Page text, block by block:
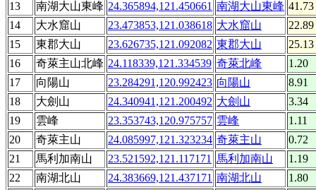
13
南湖大山東峰 24.365894,121.450661 南湖大山東峰 41.73
14
大水窟山 23.473853,121.038618 大水窟山
22.89
15
東郡大山 23.626735,121.092082 東郡大山
25.13
16
奇萊主山北峰 24.118339,121.334539 奇萊北峰
1.20
17
向陽山 23.284291,120.992423 向陽山
8.91
18
大劍山 24.340941,121.200492 大劍山
3.34
19
雲峰 23.353743,120.975757 雲峰
1.11
20
奇萊主山 24.085997,121.323234 奇萊主山
0.72
21
馬利加南山 23.521592,121.117171 馬利加南山
1.19
22
南湖北山 24.383669,121.437171 南湖北山
1.80